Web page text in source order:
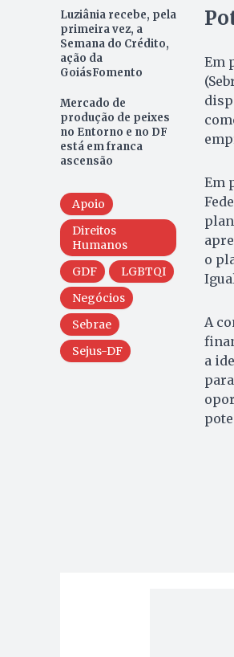
Luziânia recebe, pela
primeira vez, a
Semana do Crédito,
ação da
GoiásFomento
Mercado de
produção de peixes
no Entorno e no DF
está em franca
ascensão
Apoio
Direitos
Humanos
GDF
LGBTQI
Negócios
Sebrae
Sejus-DF
Em
Em
o
A
a